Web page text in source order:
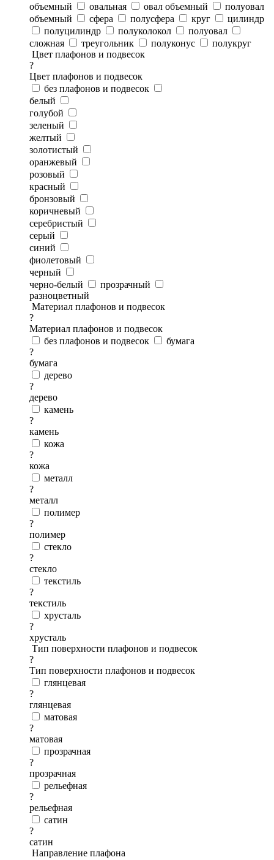
объемный
овальная овал объемный
полуовал
объемный
сфера полусфера круг
цилиндр
полуцилиндр
полуколокол
полуовал
сложная
треугольник полуконус
полукруг
Цвет плафонов и подвесок
?
Цвет плафонов и подвесок
без плафонов и подвесок
белый
голубой
зеленый
желтый
золотистый
оранжевый
розовый
красный
бронзовый
коричневый
серебристый
серый
синий
фиолетовый
черный
черно-белый
прозрачный
разноцветный
Материал плафонов и подвесок
?
Материал плафонов и подвесок
без плафонов и подвесок
бумага
?
бумага
дерево
?
дерево
камень
?
камень
кожа
?
кожа
металл
?
металл
полимер
?
полимер
стекло
?
стекло
текстиль
?
текстиль
хрусталь
?
хрусталь
Тип поверхности плафонов и подвесок
?
Тип поверхности плафонов и подвесок
глянцевая
?
глянцевая
матовая
?
матовая
прозрачная
?
прозрачная
рельефная
?
рельефная
сатин
?
сатин
Направление плафона